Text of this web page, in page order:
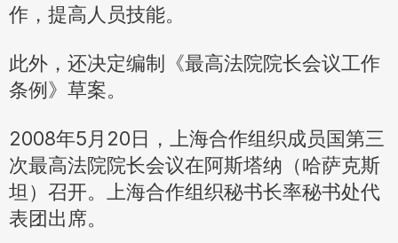
作，提高人员技能。
此外，还决定编制《最高法院院长会议工作
条例》草案。
2008年5月20日，上海合作组织成员国第三
次最高法院院长会议在阿斯塔纳（哈萨克斯
坦）召开。上海合作组织秘书长率秘书处代
表团出席。